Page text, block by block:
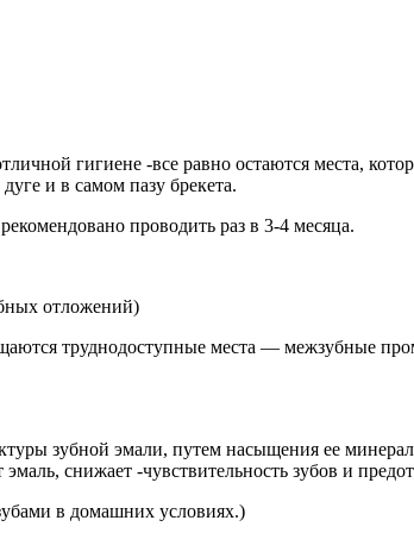
гигиене -все равно остаются места,
и в самом пазу брекета.
проводить раз в 3-4 месяца.
отложений)
труднодоступные места — межзубные
зубной эмали, путем насыщения ее
снижает -чувствительность зубов и
в домашних условиях.)